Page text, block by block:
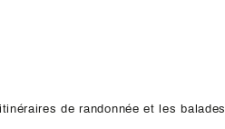
de randonnée et les balades